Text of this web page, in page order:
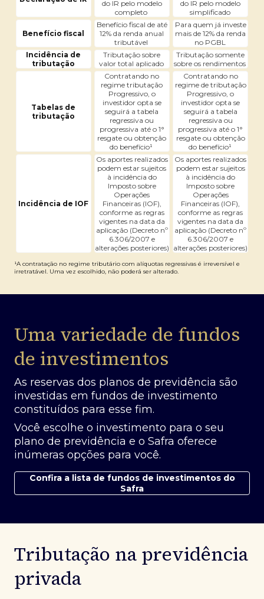
do IR pelo modelo
completo
do IR pelo modelo
simplificado
Benefício fiscal
Benefício fiscal de até
12% da renda anual
tributável
Para quem já investe
mais de 12% da renda
no PGBL
Incidência de
tributação
Tributação sobre
valor total aplicado
Tributação somente
sobre os rendimentos
Tabelas de
tributação
Contratando no
regime tributação
Progressivo, o
investidor opta se
seguirá a tabela
regressiva ou
progressiva até o 1°
resgate ou obtenção
do benefício¹
Contratando no
regime de tributação
Progressivo, o
investidor opta se
seguirá a tabela
regressiva ou
progressiva até o 1°
resgate ou obtenção
do benefício¹
Incidência de IOF
Os aportes realizados
podem estar sujeitos
à incidência do
Imposto sobre
Operações
Financeiras (IOF),
conforme as regras
vigentes na data da
aplicação (Decreto nº
6.306/2007 e
alterações posteriores)
Os aportes realizados
podem estar sujeitos
à incidência do
Imposto sobre
Operações
Financeiras (IOF),
conforme as regras
vigentes na data da
aplicação (Decreto nº
6.306/2007 e
alterações posteriores)
¹A contratação no regime tributário com alíquotas regressivas é irreversível e
irretratável. Uma vez escolhido, não poderá ser alterado.
Uma variedade de fundos
de investimentos
As reservas dos planos de previdência são
investidas em fundos de investimento
constituídos para esse fim.
Você escolhe o investimento para o seu
plano de previdência e o Safra oferece
inúmeras opções para você.
Confira a lista de fundos de investimentos do
Safra
Tributação na previdência
privada